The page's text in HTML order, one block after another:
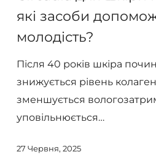
після
40
років:
які
зберегти
які засоби
молодість?
Після 40 років шкіра
знижується рівень
зменшується
уповільнюється…
27 Червня, 2025